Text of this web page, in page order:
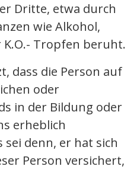
Dritte, etwa durch
wie Alkohol,
Tropfen beruht.
dass die Person auf
oder
in der Bildung oder
erheblich
denn, er hat sich
Person versichert,